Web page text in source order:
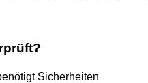
Sicherheiten